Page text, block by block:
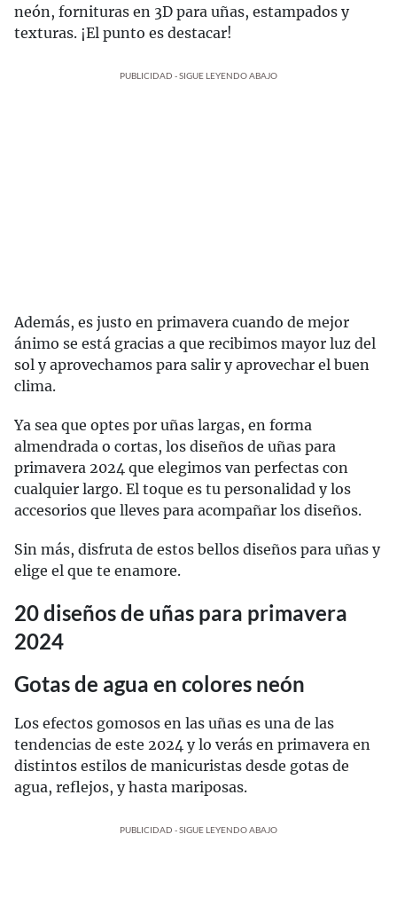
neón, fornituras en 3D para uñas, estampados y
texturas. ¡El punto es destacar!
PUBLICIDAD - SIGUE LEYENDO ABAJO
Además, es justo en primavera cuando de mejor
ánimo se está gracias a que recibimos mayor luz del
sol y aprovechamos para salir y aprovechar el buen
clima.
Ya sea que optes por uñas largas, en forma
almendrada o cortas, los diseños de uñas para
primavera 2024 que elegimos van perfectas con
cualquier largo. El toque es tu personalidad y los
accesorios que lleves para acompañar los diseños.
Sin más, disfruta de estos bellos diseños para uñas y
elige el que te enamore.
20 diseños de uñas para primavera
2024
Gotas de agua en colores neón
Los efectos gomosos en las uñas es una de las
tendencias de este 2024 y lo verás en primavera en
distintos estilos de manicuristas desde gotas de
agua, reflejos, y hasta mariposas.
PUBLICIDAD - SIGUE LEYENDO ABAJO